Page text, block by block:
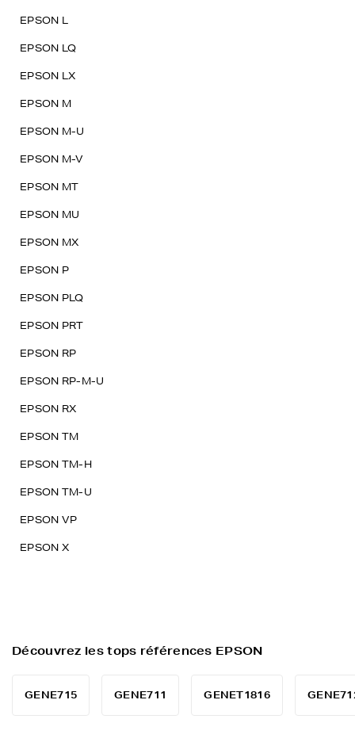
EPSON L
EPSON LQ
EPSON LX
EPSON M
EPSON M-U
EPSON M-V
EPSON MT
EPSON MU
EPSON MX
EPSON P
EPSON PLQ
EPSON PRT
EPSON RP
EPSON RP-M-U
EPSON RX
EPSON TM
EPSON TM-H
EPSON TM-U
EPSON VP
EPSON X
Découvrez les tops références EPSON
GENE715 GENE711 GENET1816